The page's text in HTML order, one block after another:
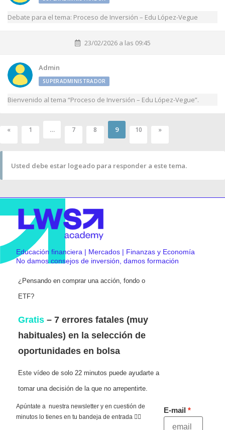
Debate para el tema: Proceso de Inversión – Edu López-Vegue
23/02/2026 a las 09:45
Admin
SUPERADMINISTRADOR
Bienvenido al tema “Proceso de Inversión – Edu López-Vegue”.
« 1 … 7 8 9 10 »
Usted debe estar logeado para responder a este tema.
Educación financiera | Mercados | Finanzas y Economía
No damos consejos de inversión, damos formación
¿Pensando en comprar una acción, fondo o
ETF?
Gratis – 7 errores fatales (muy
habituales) en la selección de
oportunidades en bolsa
Este vídeo de solo 22 minutos puede ayudarte a
tomar una decisión de la que no arrepentirte.
Apúntate a nuestra newsletter y en cuestión de
minutos lo tienes en tu bandeja de entrada 👇🏻
E-mail